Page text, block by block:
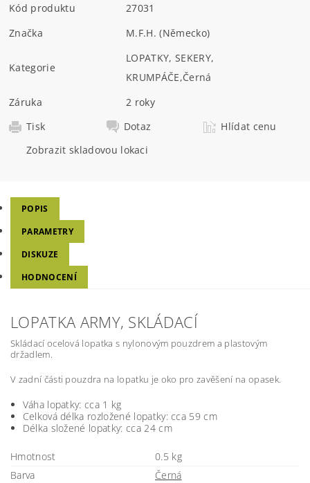
Kód produktu
27031
Značka
M.F.H. (Německo)
Kategorie
LOPATKY, SEKERY,
KRUMPÁČE,Černá
Záruka
2 roky
Tisk
Dotaz
Hlídat cenu
Zobrazit skladovou lokaci
POPIS
PARAMETRY
DISKUZE
HODNOCENÍ
LOPATKA ARMY, SKLÁDACÍ
Skládací ocelová lopatka s nylonovým pouzdrem a plastovým
držadlem.
V zadní části pouzdra na lopatku je oko pro zavěšení na opasek.
Váha lopatky: cca 1 kg
Celková délka rozložené lopatky: cca 59 cm
Délka složené lopatky: cca 24 cm
Hmotnost
0.5 kg
Barva
Černá